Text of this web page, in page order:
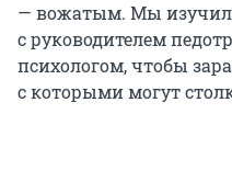
— вожатым. Мы
с руководителем
психологом, чтобы
с которыми могут